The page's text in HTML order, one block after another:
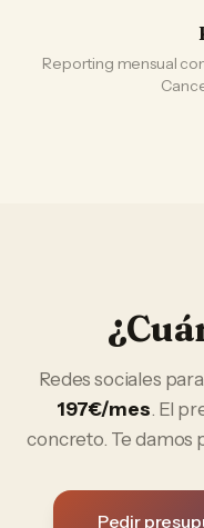
Reporting mensual
Redes sociales para
197€/mes. El
concreto. Te damos
Pedir